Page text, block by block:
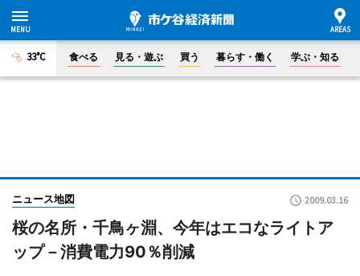
33°C 食べる 見る・遊ぶ 買う 暮らす・働く 学ぶ・知る
ニュース地図 2009.03.16
桜の名所・千鳥ヶ淵、今年はエコなライトア
ップ－消費電力90％削減